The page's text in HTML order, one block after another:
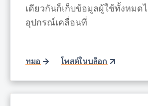
เดียวกันก็เก็บข้อมูลผู้ใช้ทั้งหมด
อุปกรณ์เคลื่อนที่
หมอ โพสต์ในบล็อก